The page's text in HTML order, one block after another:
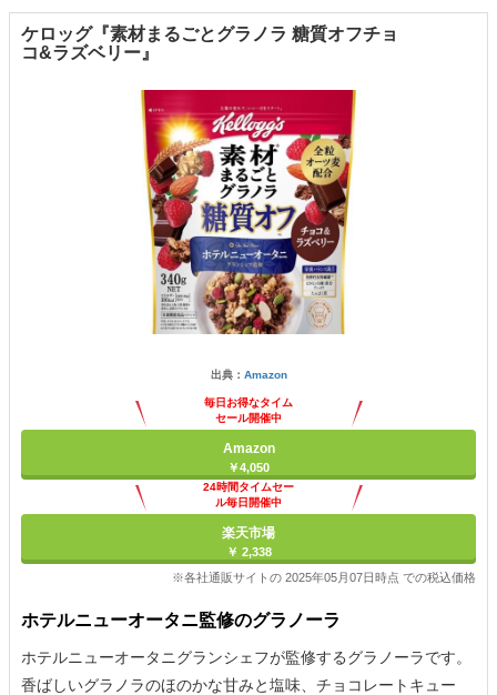
ケロッグ『素材まるごとグラノラ 糖質オフチョ
コ&ラズベリー』
出典： Amazon
毎日お得なタイム
セール開催中
Amazon
￥4,050
24時間タイムセー
ル毎日開催中
楽天市場
￥ 2,338
※各社通販サイトの 2025年05月07日時点 での税込価格
ホテルニューオータニ監修のグラノーラ
ホテルニューオータニグランシェフが監修するグラノーラです。
香ばしいグラノラのほのかな甘みと塩味、チョコレートキュー